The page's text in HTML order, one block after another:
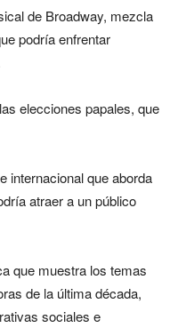
de Broadway, mezcla
podría enfrentar
elecciones papales, que
internacional que aborda
atraer a un público
que muestra los temas
de la última década,
sociales e